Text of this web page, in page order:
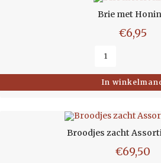
Brie met
€6,95
In
Broodjes zacht
€69,50